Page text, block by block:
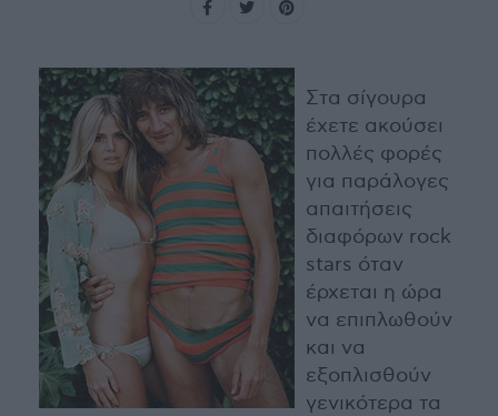
Στα σίγουρα
έχετε ακούσει
πολλές φορές
για παράλογες
απαιτήσεις
διαφόρων rock
stars όταν
έρχεται η ώρα
να επιπλωθούν
και να
εξοπλισθούν
γενικότερα τα